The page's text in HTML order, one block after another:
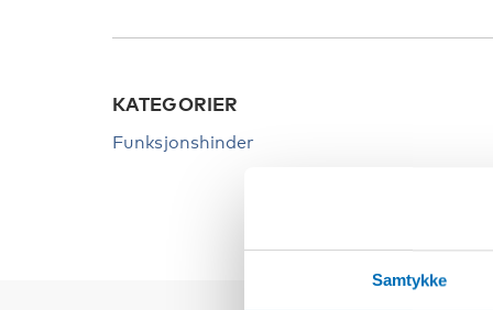
Samtykke
KATEGORIER
Funksjonshinder